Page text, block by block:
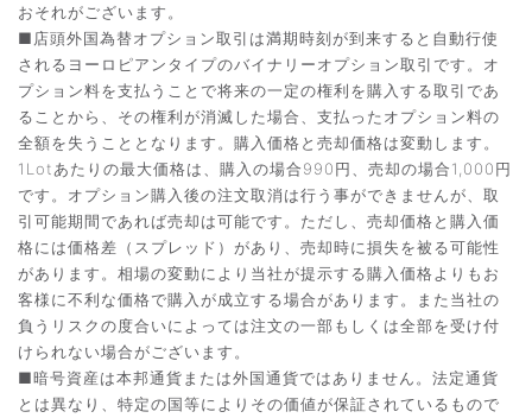
おそれがございます。
■店頭外国為替オプション取引は満期時刻が到来すると自動行使
されるヨーロピアンタイプのバイナリーオプション取引です。オ
プション料を支払うことで将来の一定の権利を購入する取引であ
ることから、その権利が消滅した場合、支払ったオプション料の
全額を失うこととなります。購入価格と売却価格は変動します。
1Lotあたりの最大価格は、購入の場合990円、売却の場合1,000円
です。オプション購入後の注文取消は行う事ができませんが、取
引可能期間であれば売却は可能です。ただし、売却価格と購入価
格には価格差（スプレッド）があり、売却時に損失を被る可能性
があります。相場の変動により当社が提示する購入価格よりもお
客様に不利な価格で購入が成立する場合があります。また当社の
負うリスクの度合いによっては注文の一部もしくは全部を受け付
けられない場合がございます。
■暗号資産は本邦通貨または外国通貨ではありません。法定通貨
とは異なり、特定の国等によりその価値が保証されているもので